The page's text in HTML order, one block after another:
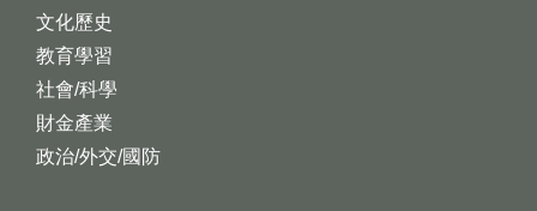
文化歷史
教育學習
社會/科學
財金產業
政治/外交/國防